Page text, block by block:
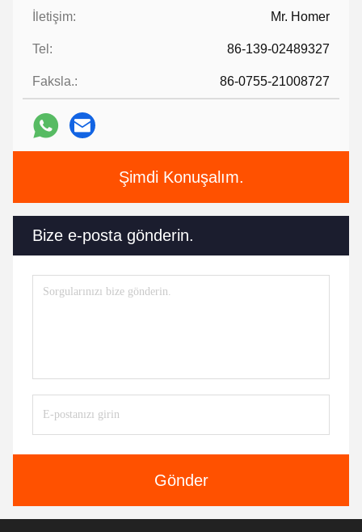
İletişim: Mr. Homer
Tel: 86-139-02489327
Faksla.: 86-0755-21008727
Şimdi Konuşalım.
Bize e-posta gönderin.
Gönder